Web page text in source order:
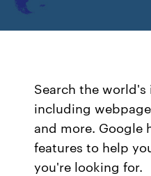
Search the
including
and more. Google
features to help
you're looking for.